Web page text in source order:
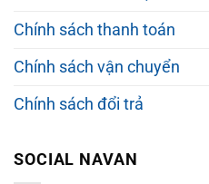
Chính sách thanh toán
Chính sách vận chuyển
Chính sách đổi trả
SOCIAL NAVAN